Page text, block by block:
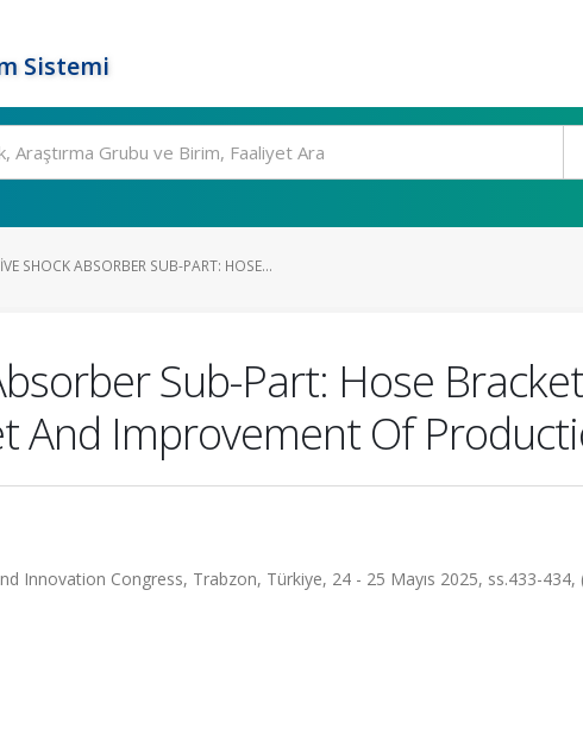
Sistemi
SHOCK ABSORBER SUB-PART: HOSE...
Sub-Part: Hose
And Improvement Of
Innovation Congress, Trabzon, Türkiye, 24 - 25 Mayıs 2025, ss.433-434,